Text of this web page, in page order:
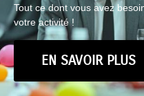
Tout ce dont vous avez
votre activité !
EN SAVOIR PLUS